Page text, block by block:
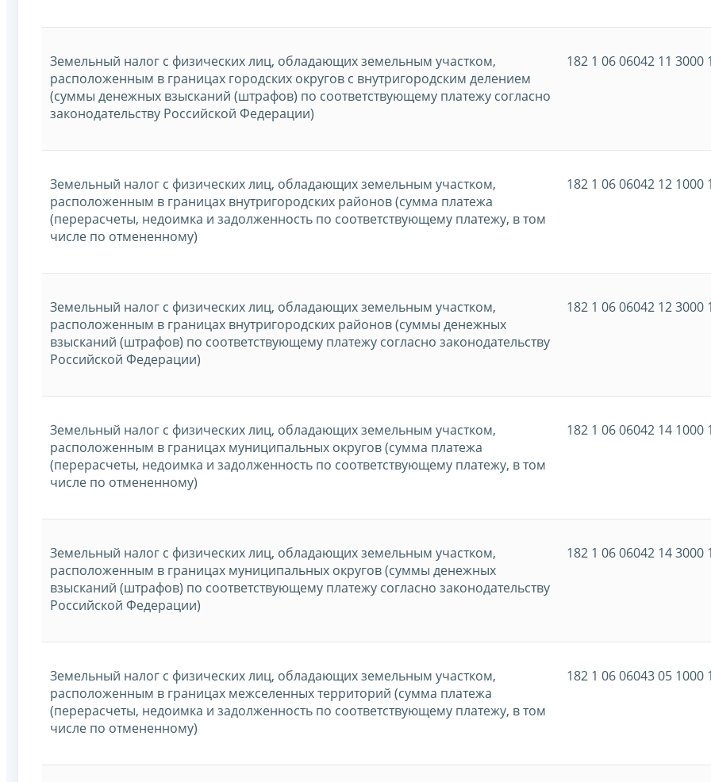
Земельный налог с физических лиц, обладающих земельным участком,
расположенным в границах городских округов с внутригородским делением
(суммы денежных взысканий (штрафов) по соответствующему платежу согласно
законодательству Российской Федерации)
182 1 06 06042 11 3000
Земельный налог с физических лиц, обладающих земельным участком,
расположенным в границах внутригородских районов (сумма платежа
(перерасчеты, недоимка и задолженность по соответствующему платежу, в том
числе по отмененному)
182 1 06 06042 12 1000
Земельный налог с физических лиц, обладающих земельным участком,
расположенным в границах внутригородских районов (суммы денежных
взысканий (штрафов) по соответствующему платежу согласно законодательству
Российской Федерации)
182 1 06 06042 12 3000
Земельный налог с физических лиц, обладающих земельным участком,
расположенным в границах муниципальных округов (сумма платежа
(перерасчеты, недоимка и задолженность по соответствующему платежу, в том
числе по отмененному)
182 1 06 06042 14 1000
Земельный налог с физических лиц, обладающих земельным участком,
расположенным в границах муниципальных округов (суммы денежных
взысканий (штрафов) по соответствующему платежу согласно законодательству
Российской Федерации)
182 1 06 06042 14 3000
Земельный налог с физических лиц, обладающих земельным участком,
расположенным в границах межселенных территорий (сумма платежа
(перерасчеты, недоимка и задолженность по соответствующему платежу, в том
числе по отмененному)
182 1 06 06043 05 1000